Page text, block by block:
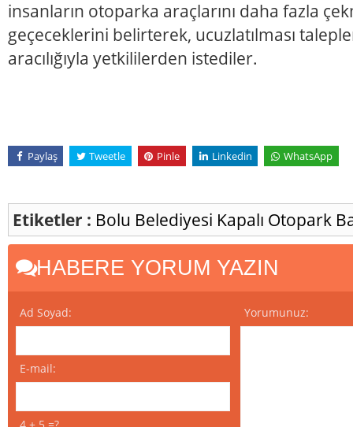
insanların otoparka araçlarını daha fazla
geçeceklerini belirterek, ucuzlatılması
aracılığıyla yetkililerden istediler.
Paylaş Tweetle Pinle Linkedin WhatsApp
Etiketler : Bolu Belediyesi Kapalı Otopark
HABERE YORUM YAZIN
Ad Soyad:
E-mail:
Yorumunuz: